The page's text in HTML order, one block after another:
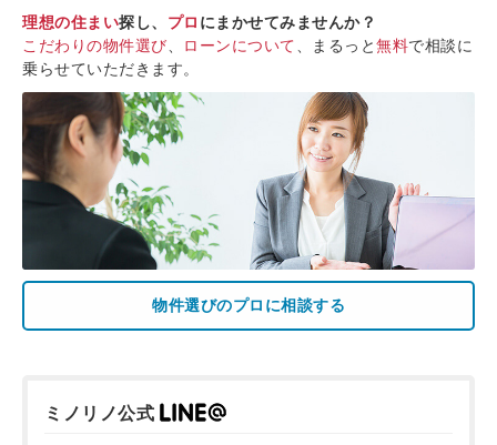
理想の住まい探し、 プロ にまかせてみませんか？
こだわりの物件選び
ローンについて 、まるっと無料で相談に
乗らせていただきます。
物件選びのプロに相談する
ミノリノ公式